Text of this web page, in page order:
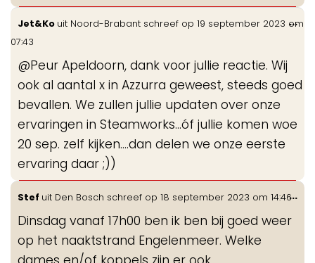
Jet&Ko uit Noord-Brabant schreef op 19 september 2023 om
07:43
@Peur Apeldoorn, dank voor jullie reactie. Wij
ook al aantal x in Azzurra geweest, steeds goed
bevallen. We zullen jullie updaten over onze
ervaringen in Steamworks...óf jullie komen woe
20 sep. zelf kijken....dan delen we onze eerste
ervaring daar ;))
...
Stef uit Den Bosch schreef op 18 september 2023 om 14:46
Dinsdag vanaf 17h00 ben ik ben bij goed weer
op het naaktstrand Engelenmeer. Welke
...